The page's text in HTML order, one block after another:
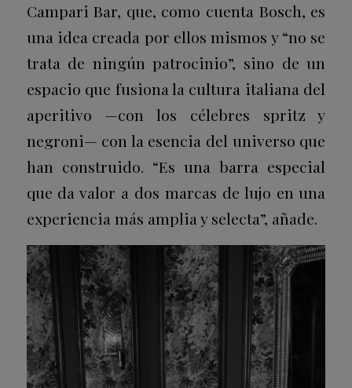
Campari Bar, que, como cuenta Bosch, es
una idea creada por ellos mismos y “no se
trata de ningún patrocinio”, sino de un
espacio que fusiona la cultura italiana del
aperitivo —con los célebres spritz y
negroni— con la esencia del universo que
han construido. “Es una barra especial
que da valor a dos marcas de lujo en una
experiencia más amplia y selecta”, añade.